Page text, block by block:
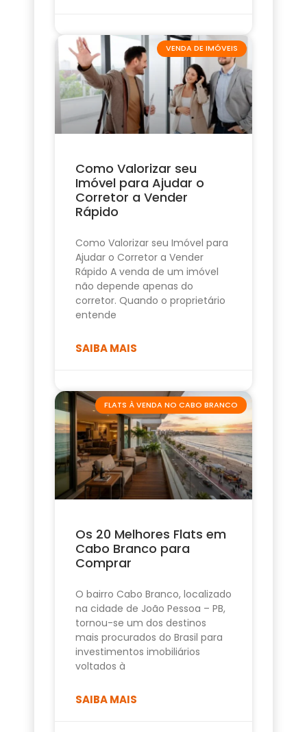
VENDA DE IMÓVEIS
Como Valorizar seu
Imóvel para Ajudar o
Corretor a Vender
Rápido
Como Valorizar seu Imóvel para
Ajudar o Corretor a Vender
Rápido A venda de um imóvel
não depende apenas do
corretor. Quando o proprietário
entende
SAIBA MAIS
FLATS À VENDA NO CABO BRANCO
Os 20 Melhores Flats em
Cabo Branco para
Comprar
O bairro Cabo Branco, localizado
na cidade de João Pessoa – PB,
tornou-se um dos destinos
mais procurados do Brasil para
investimentos imobiliários
voltados à
SAIBA MAIS